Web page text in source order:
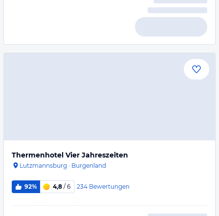
Thermenhotel Vier Jahreszeiten
Lutzmannsburg · Burgenland
92% 4,8 / 6 234 Bewertungen